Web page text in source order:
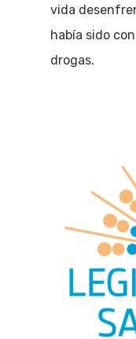
vida
había sido
drogas.